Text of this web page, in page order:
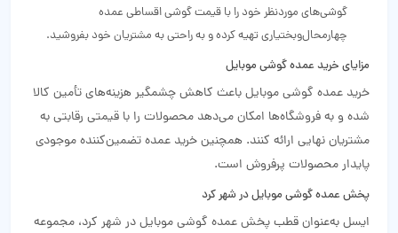
گوشی‌های موردنظر خود را با قیمت گوشی اقساطی عمده
چهارمحال‌و‌بختیاری تهیه کرده و به راحتی به مشتریان خود بفروشید.
مزایای خرید عمده گوشی موبایل
خرید عمده گوشی موبایل باعث کاهش چشمگیر هزینه‌های تأمین کالا
شده و به فروشگاه‌ها امکان می‌دهد محصولات را با قیمتی رقابتی به
مشتریان نهایی ارائه کنند. همچنین خرید عمده تضمین‌کننده موجودی
پایدار محصولات پرفروش است.
پخش عمده گوشی موبایل در شهر کرد
ایسل به‌عنوان قطب پخش عمده گوشی موبایل در شهر کرد، مجموعه